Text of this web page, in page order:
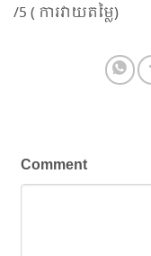
/5 ( ការ​វាយ​តម្លៃ)
Comment